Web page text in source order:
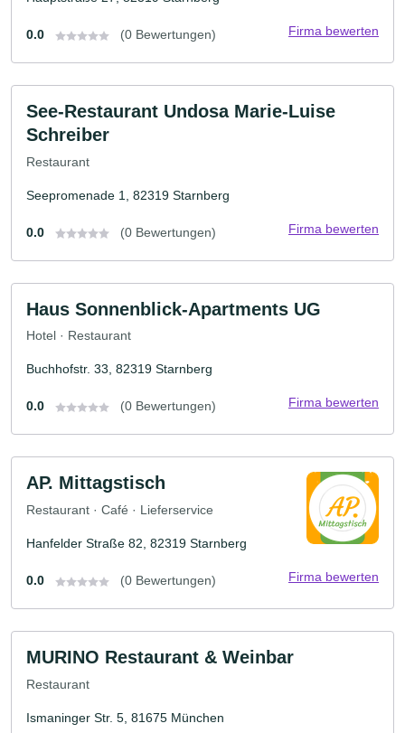
0.0 (0 Bewertungen) Firma bewerten
See-Restaurant Undosa Marie-Luise
Schreiber
Restaurant
Seepromenade 1, 82319 Starnberg
0.0 (0 Bewertungen) Firma bewerten
Haus Sonnenblick-Apartments UG
Hotel · Restaurant
Buchhofstr. 33, 82319 Starnberg
0.0 (0 Bewertungen) Firma bewerten
AP. Mittagstisch
Restaurant · Café · Lieferservice
Hanfelder Straße 82, 82319 Starnberg
0.0 (0 Bewertungen) Firma bewerten
MURINO Restaurant & Weinbar
Restaurant
Ismaninger Str. 5, 81675 München